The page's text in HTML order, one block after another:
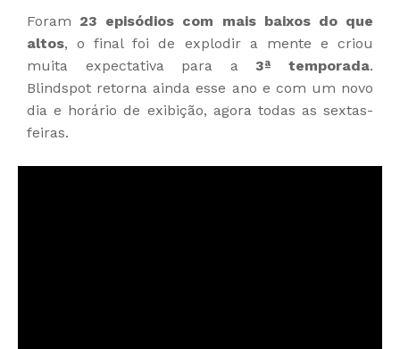
Foram 23 episódios com mais baixos do que
altos, o final foi de explodir a mente e criou
muita expectativa para a3ª temporada.
Blindspot retorna ainda esse ano e com um novo
dia e horário de exibição, agora todas as sextas-
feiras.